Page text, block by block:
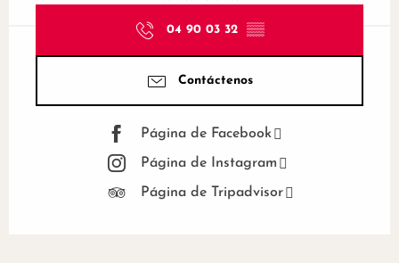
04 90 03 32 ▒▒
Contáctenos
Página de Facebook
Página de Instagram
Página de Tripadvisor